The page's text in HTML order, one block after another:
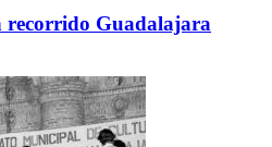
recorrido Guadalajara